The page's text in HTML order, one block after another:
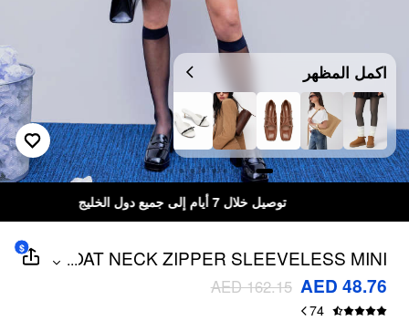
اكمل المظهر
توصيل خلال 7 أيام إلى جميع دول الخليج
BOAT NECK ZIPPER SLEEVELESS MINI
DRESS
...
AED 48.76
AED 162.15
74
$